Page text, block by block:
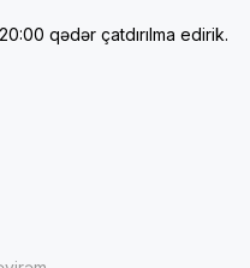
qədər çatdırılma edirik.